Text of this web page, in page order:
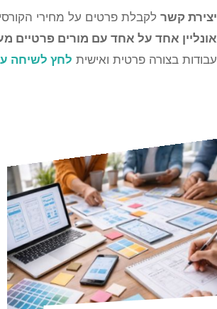
יצירת קשר לקבלת פרטים על מחירי
אונליין אחד על אחד עם מורים פרטיים
עבודות בצורה פרטית ואישית לחץ לשיחה